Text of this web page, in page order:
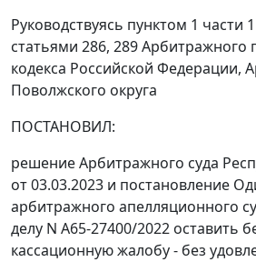
Руководствуясь пунктом 1 части
статьями 286, 289 Арбитражного
кодекса Российской Федерации,
Поволжского округа
ПОСТАНОВИЛ:
решение Арбитражного суда
от 03.03.2023 и постановление
арбитражного апелляционного
делу N А65-27400/2022 оставить
кассационную жалобу - без